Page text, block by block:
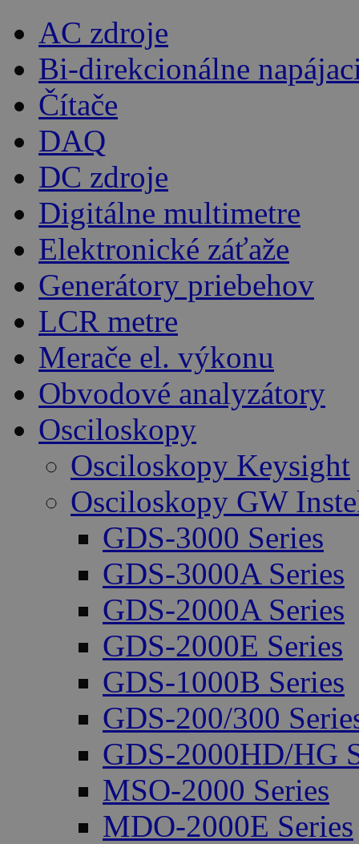
AC zdroje
Bi-direkcionálne
Čítače
DAQ
DC zdroje
Digitálne multimetre
Elektronické záťaže
Generátory priebehov
LCR metre
Merače el. výkonu
Obvodové analyzátory
Osciloskopy
Osciloskopy Keysight
Osciloskopy GW
GDS-3000 Series
GDS-3000A Series
GDS-2000A Series
GDS-2000E Series
GDS-1000B Series
GDS-200/300
GDS-2000HD/HG
MSO-2000 Series
MDO-2000E Series